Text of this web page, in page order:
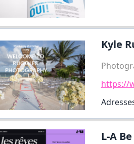
Kyle
https://
L-A Be